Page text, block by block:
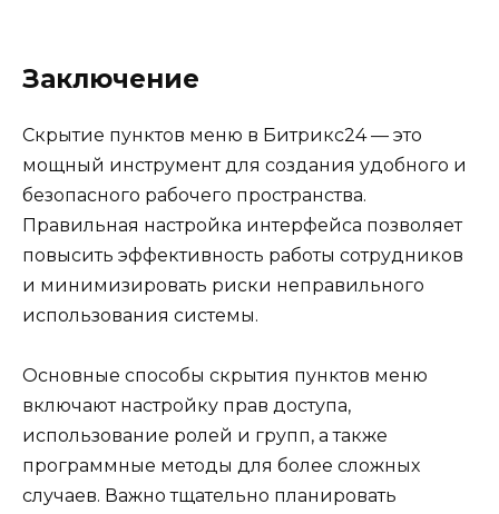
Заключение
Скрытие пунктов меню в Битрикс24 — это
мощный инструмент для создания удобного и
безопасного рабочего пространства.
Правильная настройка интерфейса позволяет
повысить эффективность работы сотрудников
и минимизировать риски неправильного
использования системы.
Основные способы скрытия пунктов меню
включают настройку прав доступа,
использование ролей и групп, а также
программные методы для более сложных
случаев. Важно тщательно планировать